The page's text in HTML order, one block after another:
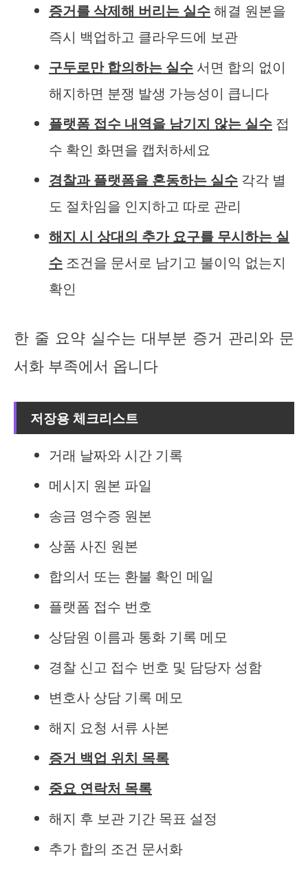
증거를 삭제해 버리는 실수해결 원본을
즉시 백업하고 클라우드에 보관
구두로만 합의하는 실수 서면 합의 없이
해지하면 분쟁 발생 가능성이 큽니다
플랫폼 접수 내역을 남기지 않는 실수 접
수 확인 화면을 캡처하세요
경찰과 플랫폼을 혼동하는 실수 각각 별
도 절차임을 인지하고 따로 관리
해지 시 상대의 추가 요구를 무시하는 실
수 조건을 문서로 남기고 불이익 없는지
확인
한 줄 요약 실수는 대부분 증거 관리와 문
서화 부족에서 옵니다
저장용 체크리스트
거래 날짜와 시간 기록
메시지 원본 파일
송금 영수증 원본
상품 사진 원본
합의서 또는 환불 확인 메일
플랫폼 접수 번호
상담원 이름과 통화 기록 메모
경찰 신고 접수 번호 및 담당자 성함
변호사 상담 기록 메모
해지 요청 서류 사본
증거 백업 위치 목록
중요 연락처 목록
해지 후 보관 기간 목표 설정
추가 합의 조건 문서화